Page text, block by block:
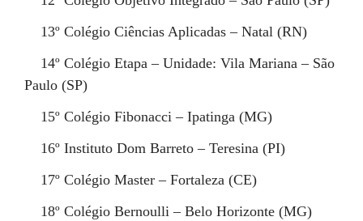
13º Colégio Ciências Aplicadas – Natal (RN)
14º Colégio Etapa – Unidade: Vila Mariana – São
Paulo (SP)
15º Colégio Fibonacci – Ipatinga (MG)
16º Instituto Dom Barreto – Teresina (PI)
17º Colégio Master – Fortaleza (CE)
18º Colégio Bernoulli – Belo Horizonte (MG)